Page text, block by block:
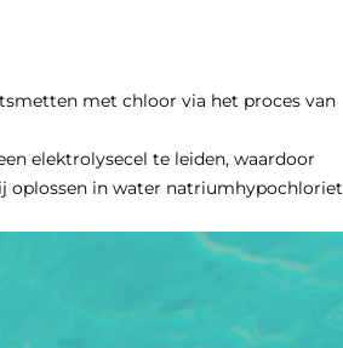
met chloor via het proces van
elektrolysecel te leiden, waardoor
oplossen in water natriumhypochloriet